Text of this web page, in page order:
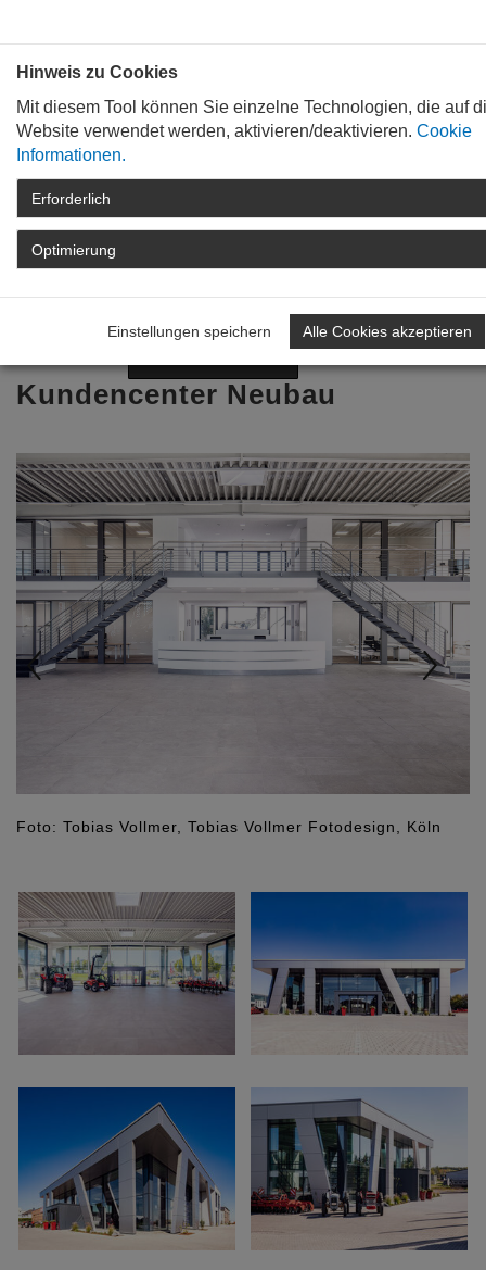
STARTSEITE
ARCHIV
TAG DER ARCHITEKTUR
2021
Zurück zur Übersicht
Nächstes Projekt
Kundencenter Neubau
Foto: Tobias Vollmer, Tobias Vollmer Fotodesign, Köln
Previous
Hinweis zu Cookies
Mit diesem Tool können Sie einzelne Technologien, die auf
Website verwendet werden, aktivieren/deaktivieren. Cookie
Informationen.
Erforderlich
Optimierung
Einstellungen speichern Alle Cookies akzeptieren